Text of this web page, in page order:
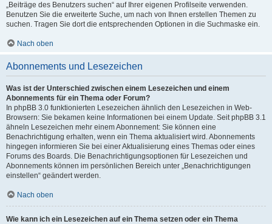
„Beiträge des Benutzers suchen“ auf Ihrer eigenen Profilseite verwenden.
Benutzen Sie die erweiterte Suche, um nach von Ihnen erstellen Themen zu
suchen. Tragen Sie dort die entsprechenden Optionen in die Suchmaske ein.
Nach oben
Abonnements und Lesezeichen
Was ist der Unterschied zwischen einem Lesezeichen und einem
Abonnements für ein Thema oder Forum?
In phpBB 3.0 funktionierten Lesezeichen ähnlich den Lesezeichen in Web-
Browsern: Sie bekamen keine Informationen bei einem Update. Seit phpBB 3.1
ähneln Lesezeichen mehr einem Abonnement: Sie können eine
Benachrichtigung erhalten, wenn ein Thema aktualisiert wird. Abonnements
hingegen informieren Sie bei einer Aktualisierung eines Themas oder eines
Forums des Boards. Die Benachrichtigungsoptionen für Lesezeichen und
Abonnements können im persönlichen Bereich unter „Benachrichtigungen
einstellen“ geändert werden.
Nach oben
Wie kann ich ein Lesezeichen auf ein Thema setzen oder ein Thema